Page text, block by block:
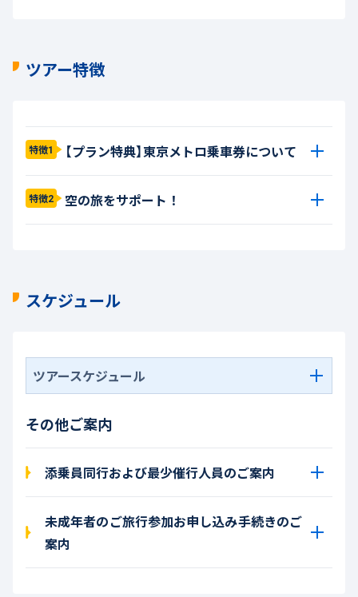
ツアー特徴
特徴1 【プラン特典】東京メトロ乗車券について
特徴2 空の旅をサポート！
スケジュール
ツアースケジュール
その他ご案内
添乗員同行および最少催行人員のご案内
未成年者のご旅行参加お申し込み手続きのご
案内